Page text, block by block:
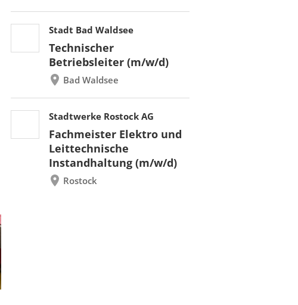
Stadt Bad Waldsee
Technischer
Betriebsleiter (m/w/d)
Bad Waldsee
Stadtwerke Rostock AG
Fachmeister Elektro und
Leittechnische
Instandhaltung (m/w/d)
Rostock